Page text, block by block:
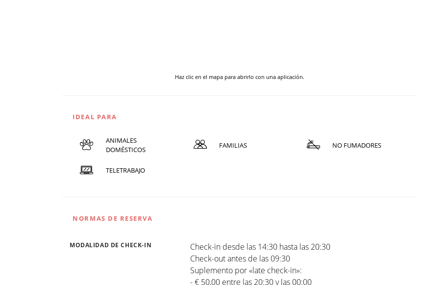
Haz clic en el mapa para abrirlo con una aplicación.
IDEAL PARA
ANIMALES
DOMÉSTICOS
FAMILIAS NO FUMADORES
TELETRABAJO
NORMAS DE RESERVA
MODALIDAD DE CHECK-IN
Check-in desde las 14:30 hasta las 20:30
Check-out antes de las 09:30
Suplemento por «late check-in»:
- € 50,00 entre las 20:30 y las 00:00